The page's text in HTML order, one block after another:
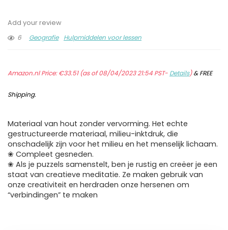
Add your review
6
Geografie Hulpmiddelen voor lessen
Amazon.nl Price:€33.51(as of 08/04/2023 21:54 PST- Details)&FREE
Shipping.
Materiaal van hout zonder vervorming. Het echte
gestructureerde materiaal, milieu-inktdruk, die
onschadelijk zijn voor het milieu en het menselijk lichaam.
❀ Compleet gesneden.
❀ Als je puzzels samenstelt, ben je rustig en creëer je een
staat van creatieve meditatie. Ze maken gebruik van
onze creativiteit en herdraden onze hersenen om
“verbindingen” te maken